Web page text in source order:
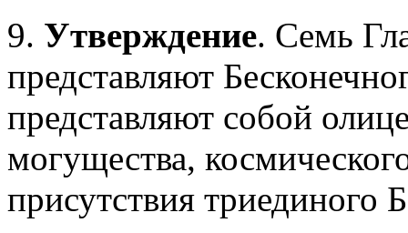
9. Утверждение. Семь
представляют
представляют собой
могущества,
присутствия триединого